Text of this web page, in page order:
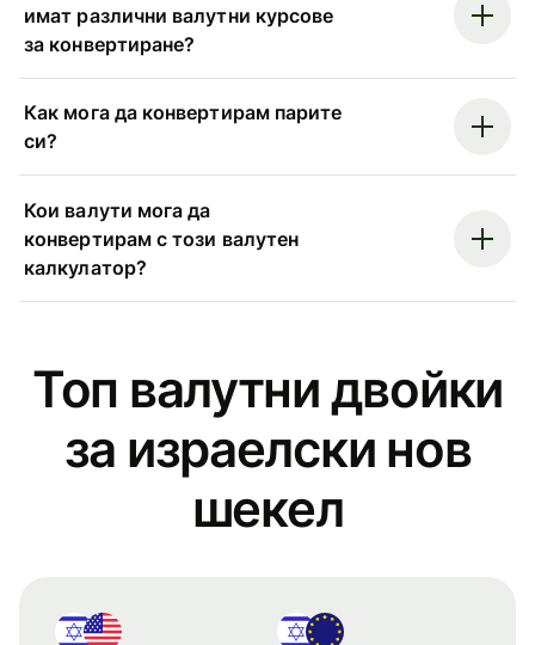
имат различни валутни курсове
за конвертиране?
Как мога да конвертирам парите
си?
Кои валути мога да
конвертирам с този валутен
калкулатор?
Топ валутни двойки
за израелски нов
шекел